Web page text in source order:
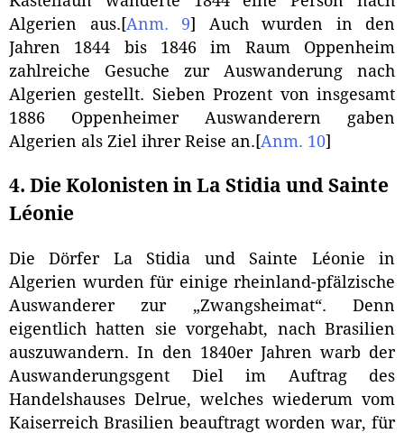
Algerien aus. [Anm. 9]
Auch wurden in den
Jahren 1844 bis 1846 im Raum Oppenheim
zahlreiche Gesuche zur Auswanderung nach
Algerien gestellt. Sieben Prozent von insgesamt
1886 Oppenheimer Auswanderern gaben
Algerien als Ziel ihrer Reise an. [Anm. 10]
4. Die Kolonisten in La Stidia und Sainte
Léonie
Die Dörfer La Stidia und Sainte Léonie in
Algerien wurden für einige rheinland-pfälzische
Auswanderer zur „Zwangsheimat“. Denn
eigentlich hatten sie vorgehabt, nach Brasilien
auszuwandern. In den 1840er Jahren warb der
Auswanderungsgent Diel im Auftrag des
Handelshauses Delrue, welches wiederum vom
Kaiserreich Brasilien beauftragt worden war, für